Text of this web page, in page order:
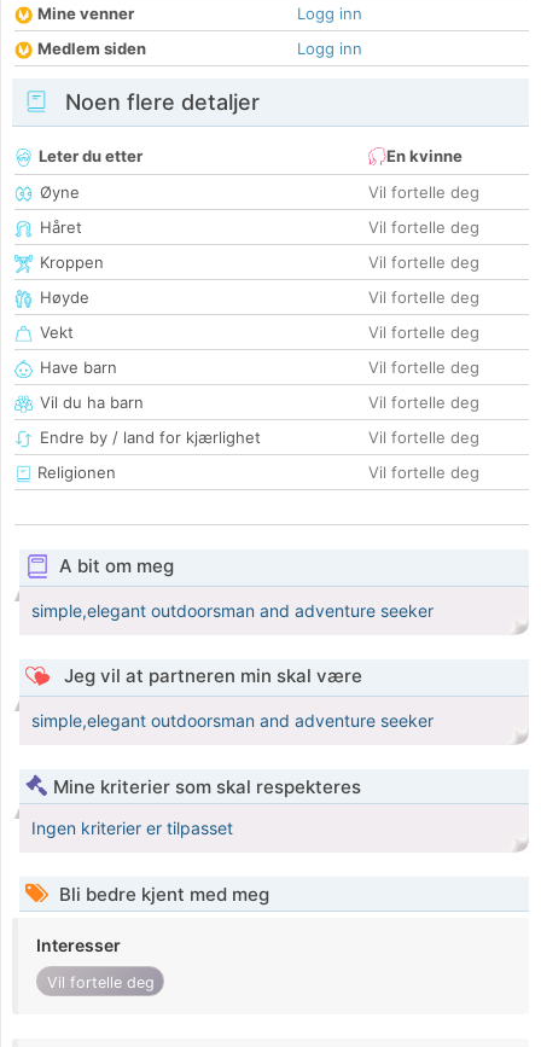
Mine venner
Logg inn
Medlem siden
Logg inn
Noen flere detaljer
Leter du etter
En kvinne
Øyne
Vil fortelle deg
Håret
Vil fortelle deg
Kroppen
Vil fortelle deg
Høyde
Vil fortelle deg
Vekt
Vil fortelle deg
Have barn
Vil fortelle deg
Vil du ha barn
Vil fortelle deg
Endre by / land for kjærlighet
Vil fortelle deg
Religionen
Vil fortelle deg
A bit om meg
simple,elegant outdoorsman and adventure seeker
Jeg vil at partneren min skal være
simple,elegant outdoorsman and adventure seeker
Mine kriterier som skal respekteres
Ingen kriterier er tilpasset
Bli bedre kjent med meg
Interesser
Vil fortelle deg